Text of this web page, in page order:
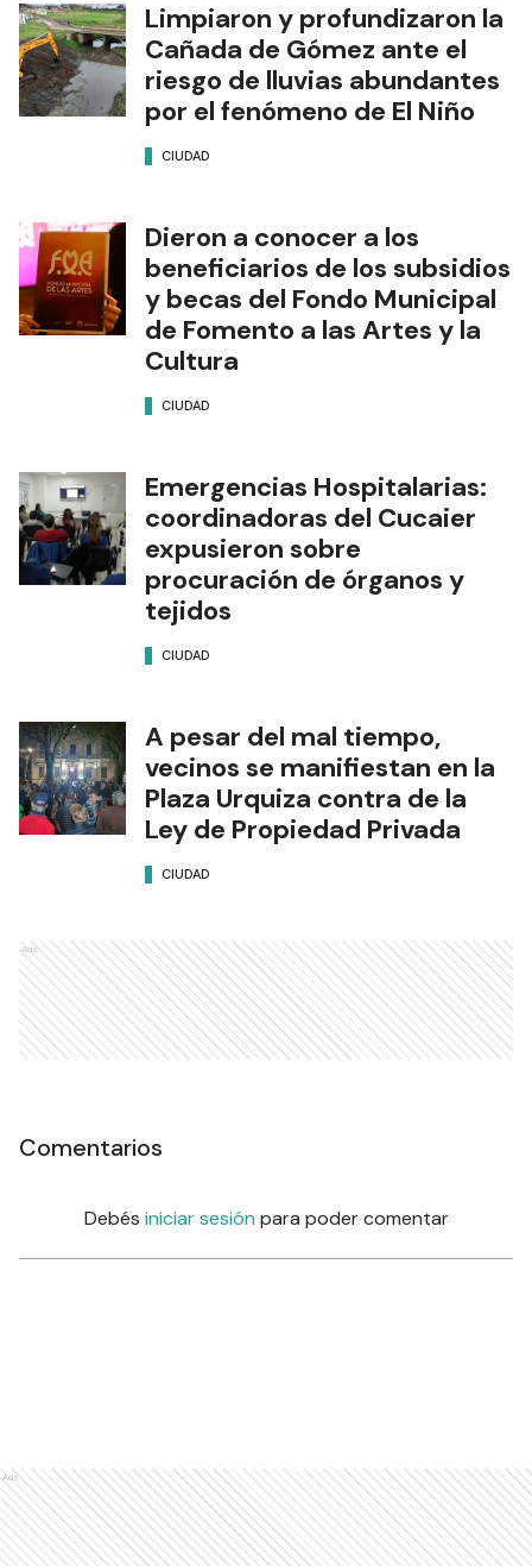
Limpiaron y profundizaron la
Cañada de Gómez ante el
riesgo de lluvias abundantes
por el fenómeno de El Niño
CIUDAD
Dieron a conocer a los
beneficiarios de los subsidios
y becas del Fondo Municipal
de Fomento a las Artes y la
Cultura
CIUDAD
Emergencias Hospitalarias:
coordinadoras del Cucaier
expusieron sobre
procuración de órganos y
tejidos
CIUDAD
A pesar del mal tiempo,
vecinos se manifiestan en la
Plaza Urquiza contra de la
Ley de Propiedad Privada
CIUDAD
Ads
Comentarios
Debés iniciar sesión para poder comentar
Ads